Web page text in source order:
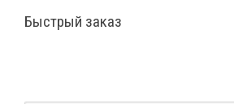
Гарантия
Быстрый заказ